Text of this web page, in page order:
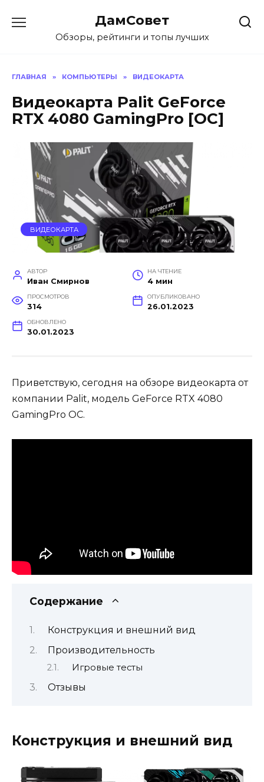
содержанию
ДамСовет
Обзоры, рейтинги и топы лучших
ГЛАВНАЯ » КОМПЬЮТЕРЫ » ВИДЕОКАРТА
Видеокарта Palit GeForce
RTX 4080 GamingPro [OC]
ВИДЕОКАРТА
АВТОР
Иван Смирнов
НА ЧТЕНИЕ
4 мин
ПРОСМОТРОВ
314
ОПУБЛИКОВАНО
26.01.2023
ОБНОВЛЕНО
30.01.2023
Приветствую, сегодня на обзоре видеокарта от
компании Palit, модель GeForce RTX 4080
GamingPro OC.
Содержание
Конструкция и внешний вид
Производительность
Игровые тесты
Отзывы
Конструкция и внешний вид